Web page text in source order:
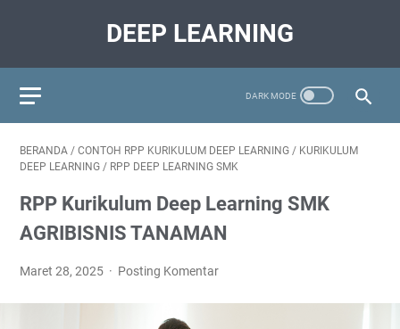
DEEP LEARNING
BERANDA / CONTOH RPP KURIKULUM DEEP LEARNING / KURIKULUM
DEEP LEARNING / RPP DEEP LEARNING SMK
RPP Kurikulum Deep Learning SMK
AGRIBISNIS TANAMAN
Maret 28, 2025 Posting Komentar